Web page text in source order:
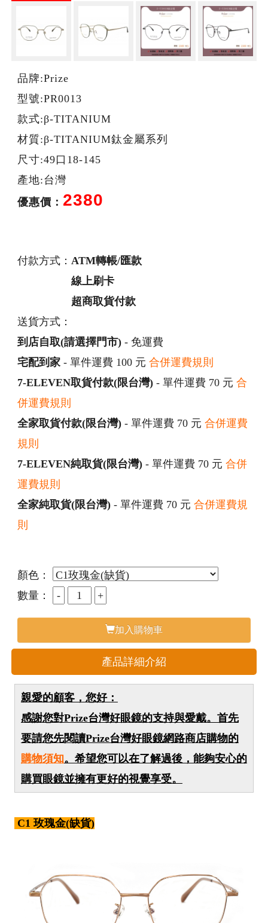
品牌:Prize
型號:PR0013
款式:β-TITANIUM
材質:β-TITANIUM鈦金屬系列
尺寸:49口18-145
產地:台灣
優惠價： 2380
付款方式： ATM轉帳/匯款
線上刷卡
超商取貨付款
送貨方式：
到店自取(請選擇門市)- 免運費
宅配到家- 單件運費 100 元 合併運費規則
7-ELEVEN取貨付款(限台灣)- 單件運費 70 元 合
併運費規則
全家取貨付款(限台灣)- 單件運費 70 元 合併運費
規則
7-ELEVEN純取貨(限台灣)- 單件運費 70 元 合併
運費規則
全家純取貨(限台灣)- 單件運費 70 元 合併運費規
則
顏色：
數量：
加入購物車
產品詳細介紹
親愛的顧客，您好：
感謝您對Prize台灣好眼鏡的支持與愛戴。首先
要請您先閱讀Prize台灣好眼鏡網路商店購物的
購物須知。希望您可以在了解過後，能夠安心的
購買眼鏡並擁有更好的視覺享受。
C1 玫瑰金(缺貨)